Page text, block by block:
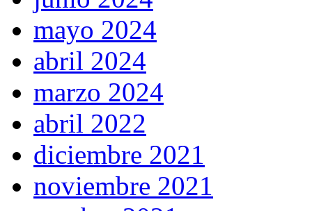
mayo 2024
abril 2024
marzo 2024
abril 2022
diciembre 2021
noviembre 2021